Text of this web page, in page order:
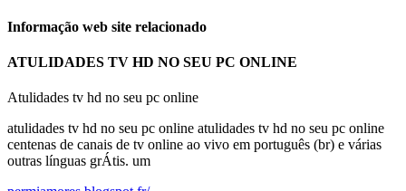
Informação web site relacionado
ATULIDADES TV HD NO SEU PC ONLINE
Atulidades tv hd no seu pc online
atulidades tv hd no seu pc online atulidades tv hd no seu pc online
centenas de canais de tv online ao vivo em português (br) e várias
outras línguas grÁtis. um